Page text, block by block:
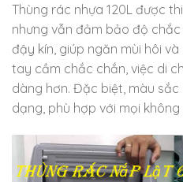
Thùng rác nhựa 120L được
nhưng vẫn đảm bảo độ
đậy kín, giúp ngăn mùi hôi
tay cầm chắc chắn, việc di
dàng hơn. Đặc biệt, màu
dạng, phù hợp với mọi không